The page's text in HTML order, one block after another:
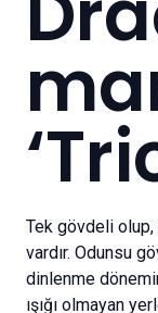
Tek gövdeli olup,
vardır. Odunsu
dinlenme
ışığı olmayan